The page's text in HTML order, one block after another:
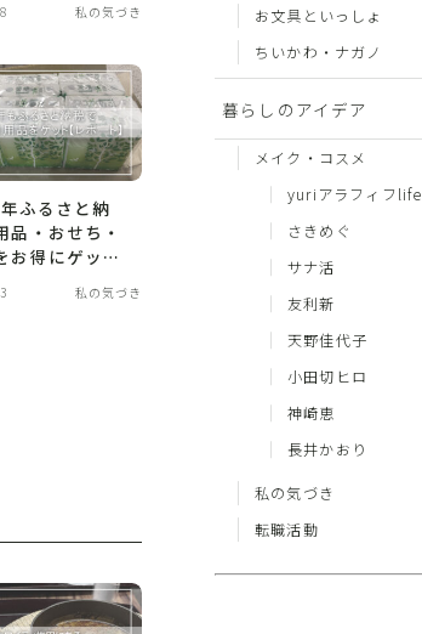
の町工場「儲
私の気づき
ふるさと納
品・おせち・
お得にゲッ
改正前に活用
ル体験レポー
私の気づき
お文具といっしょ
ちいかわ・ナガノ
暮らしのアイデア
メイク・コスメ
yuriアラフィフlife
さきめぐ
サナ活
友利新
天野佳代子
小田切ヒロ
神崎恵
長井かおり
私の気づき
転職活動